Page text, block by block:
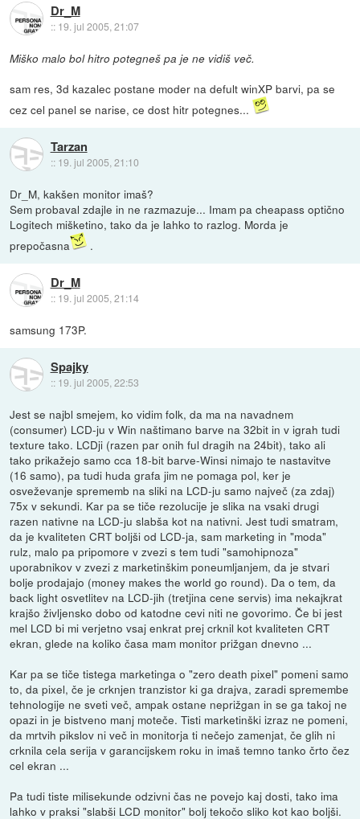
Dr_M
:: 19. jul 2005, 21:07
Miško malo bol hitro potegneš pa je ne vidiš več.
sam res, 3d kazalec postane moder na defult winXP barvi, pa se
cez cel panel se narise, ce dost hitr potegnes...
Tarzan
:: 19. jul 2005, 21:10
Dr_M, kakšen monitor imaš?
Sem probaval zdajle in ne razmazuje... Imam pa cheapass optično
Logitech mišketino, tako da je lahko to razlog. Morda je
prepočasna
.
Dr_M
:: 19. jul 2005, 21:14
samsung 173P.
Spajky
:: 19. jul 2005, 22:53
Jest se najbl smejem, ko vidim folk, da ma na navadnem
(consumer) LCD-ju v Win naštimano barve na 32bit in v igrah tudi
texture tako. LCDji (razen par onih ful dragih na 24bit), tako ali
tako prikažejo samo cca 18-bit barve-Winsi nimajo te nastavitve
(16 samo), pa tudi huda grafa jim ne pomaga pol, ker je
osveževanje sprememb na sliki na LCD-ju samo največ (za zdaj)
75x v sekundi. Kar pa se tiče rezolucije je slika na vsaki drugi
razen nativne na LCD-ju slabša kot na nativni. Jest tudi smatram,
da je kvaliteten CRT boljši od LCD-ja, sam marketing in "moda"
rulz, malo pa pripomore v zvezi s tem tudi "samohipnoza"
uporabnikov v zvezi z marketinškim poneumljanjem, da je stvari
bolje prodajajo (money makes the world go round). Da o tem, da
back light osvetlitev na LCD-jih (tretjina cene servis) ima nekajkrat
krajšo življensko dobo od katodne cevi niti ne govorimo. Če bi jest
mel LCD bi mi verjetno vsaj enkrat prej crknil kot kvaliteten CRT
ekran, glede na koliko časa mam monitor prižgan dnevno ...
Kar pa se tiče tistega marketinga o "zero death pixel" pomeni samo
to, da pixel, če je crknjen tranzistor ki ga drajva, zaradi spremembe
tehnologije ne sveti več, ampak ostane neprižgan in se ga takoj ne
opazi in je bistveno manj moteče. Tisti marketinški izraz ne pomeni,
da mrtvih pikslov ni več in monitorja ti nečejo zamenjat, če glih ni
crknila cela serija v garancijskem roku in imaš temno tanko črto čez
cel ekran ...
Pa tudi tiste milisekunde odzivni čas ne povejo kaj dosti, tako ima
lahko v praksi "slabši LCD monitor" bolj tekočo sliko kot kao boljši.